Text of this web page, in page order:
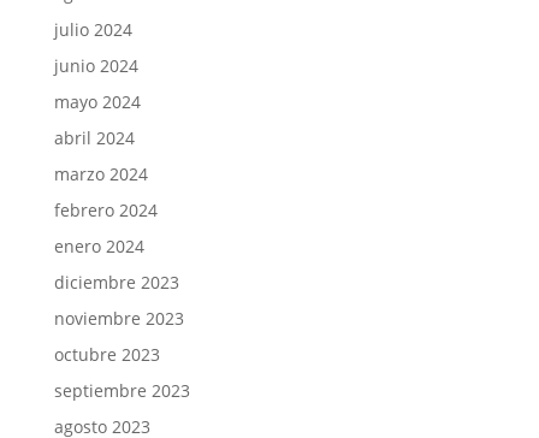
julio 2024
junio 2024
mayo 2024
abril 2024
marzo 2024
febrero 2024
enero 2024
diciembre 2023
noviembre 2023
octubre 2023
septiembre 2023
agosto 2023